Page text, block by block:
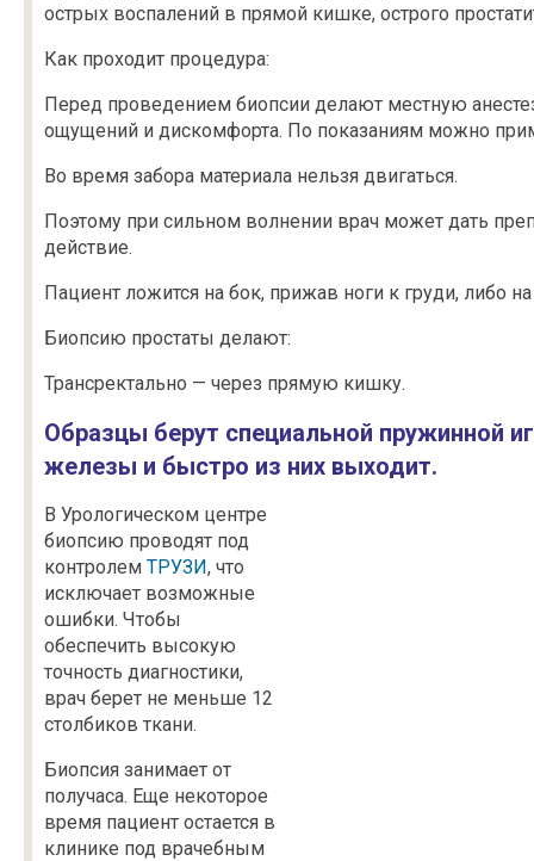
острых воспалений в прямой кишке, острого
Как проходит процедура:
Перед проведением биопсии делают местную
ощущений и дискомфорта. По показаниям можно
Во время забора материала нельзя двигаться.
Поэтому при сильном волнении врач может дать
действие.
Пациент ложится на бок, прижав ноги к груди, либо
Биопсию простаты делают:
Трансректально — через прямую кишку.
Образцы берут специальной пружинной
железы и быстро из них выходит.
В Урологическом центре
биопсию проводят под
контролем ТРУЗИ, что
исключает возможные
ошибки. Чтобы
обеспечить высокую
точность диагностики,
врач берет не меньше 12
столбиков ткани.
Биопсия занимает от
получаса. Еще некоторое
время пациент остается в
клинике под врачебным